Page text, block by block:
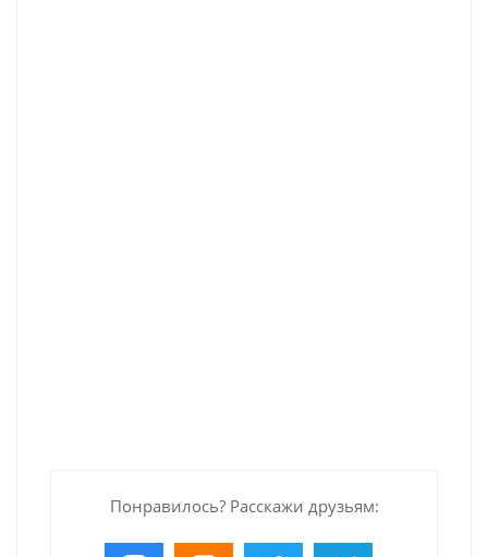
Понравилось? Расскажи друзьям: